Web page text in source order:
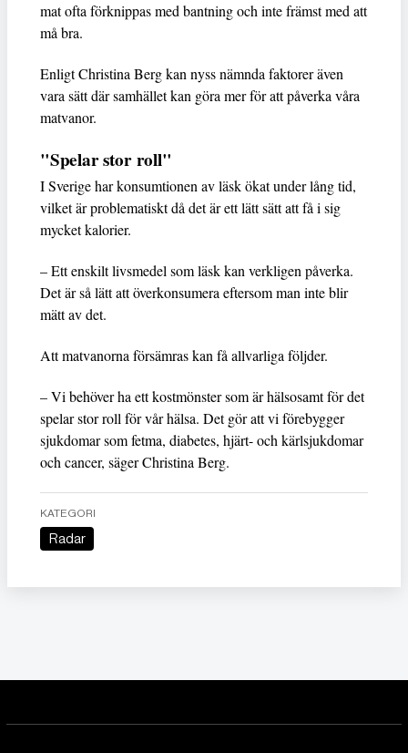
mat ofta förknippas med bantning och inte främst med att
må bra.
Enligt Christina Berg kan nyss nämnda faktorer även
vara sätt där samhället kan göra mer för att påverka våra
matvanor.
"Spelar stor roll"
I Sverige har konsumtionen av läsk ökat under lång tid,
vilket är problematiskt då det är ett lätt sätt att få i sig
mycket kalorier.
– Ett enskilt livsmedel som läsk kan verkligen påverka.
Det är så lätt att överkonsumera eftersom man inte blir
mätt av det.
Att matvanorna försämras kan få allvarliga följder.
– Vi behöver ha ett kostmönster som är hälsosamt för det
spelar stor roll för vår hälsa. Det gör att vi förebygger
sjukdomar som fetma, diabetes, hjärt- och kärlsjukdomar
och cancer, säger Christina Berg.
KATEGORI
Radar